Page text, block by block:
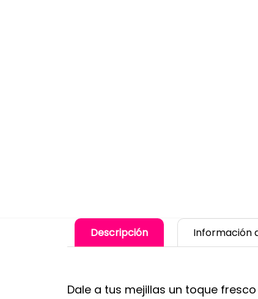
Descripción Información
Dale a tus mejillas un toque